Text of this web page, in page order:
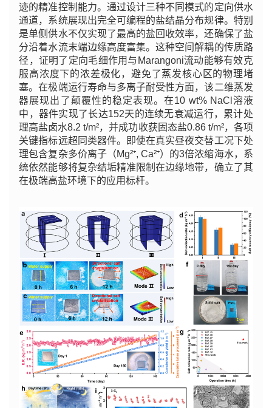
迹的精准控制能力。通过设计三种不同模式的定向供水
通道，系统展现出完全可编程的盐结晶分布规律。特别
是单侧供水不仅实现了最高的盐回收效率，还确保了盐
分沿着水流末端边缘高度富集。这种空间解耦的传质路
径，证明了定向毛细作用与Marangoni流动能够有效克
服高浓度下的浓差极化，避免了蒸发核心区的物理堵
塞。在极端运行寿命与多离子耐受性方面，该二维蒸发
器展现出了颠覆性的稳定表现。在10 wt% NaCl溶液
中，器件实现了长达152天的连续无衰减运行，累计处
理高盐卤水8.2 t/m²，并成功收获固态盐0.86 t/m²，各项
关键指标远超同类器件。即使在真实昼夜交替工况下处
理包含复杂多价离子（Mg²⁺, Ca²⁺）的3倍浓缩海水，系
统依然能够将复杂结垢精准限制在边缘地带，确立了其
在极端高盐环境下的应用标杆。